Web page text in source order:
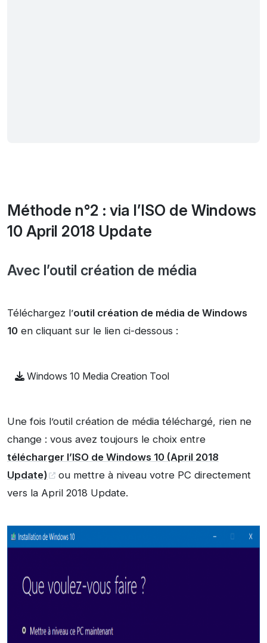
Méthode n°2 : via l’ISO de Windows
10 April 2018 Update
Avec l’outil création de média
Téléchargez l’outil création de média de Windows
10 en cliquant sur le lien ci-dessous :
Windows 10 Media Creation Tool
Une fois l’outil création de média téléchargé, rien ne
change : vous avez toujours le choix entre
télécharger l’ISO de Windows 10 (April 2018
Update)
ou mettre à niveau votre PC directement
vers la April 2018 Update.